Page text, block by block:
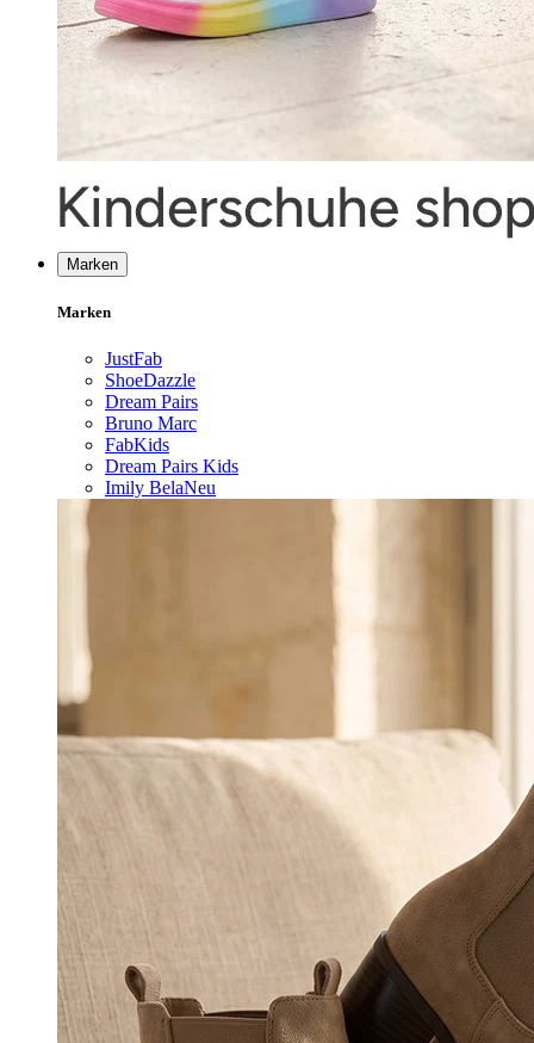
Marken
Marken
JustFab
ShoeDazzle
Dream Pairs
Bruno Marc
FabKids
Dream Pairs Kids
Imily BelaNeu